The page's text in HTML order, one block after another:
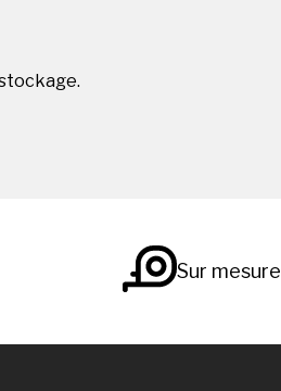
Sur mesure